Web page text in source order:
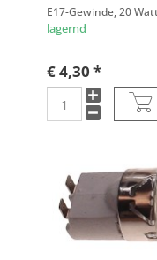
E17-Gewinde, 20
lagernd
€ 4,30 *